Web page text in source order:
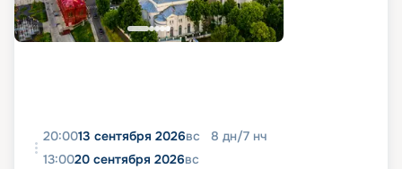
20:0013 сентября 2026вс 8 дн/7 нч
13:0020 сентября 2026вс